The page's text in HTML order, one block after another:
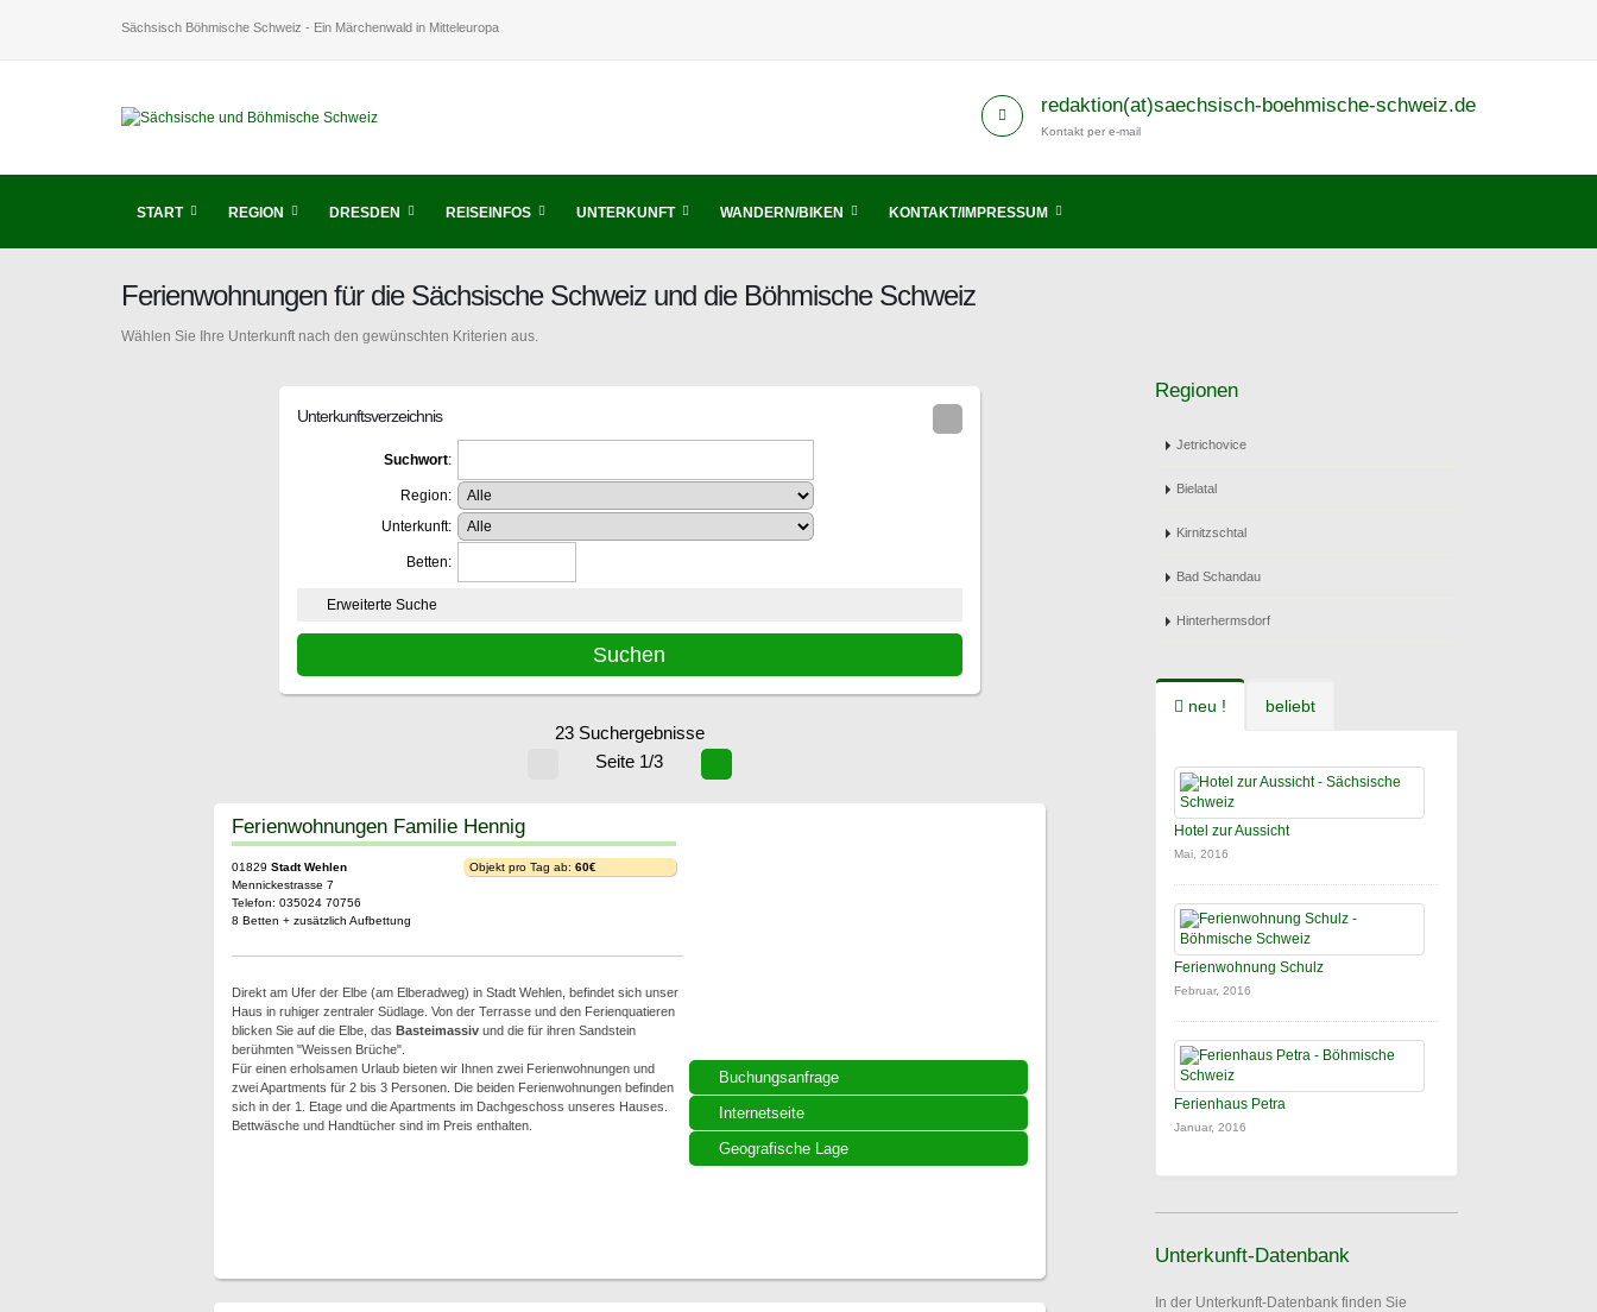
Sächsisch Böhmische Schweiz - Ein Märchenwald in Mitteleuropa
redaktion(at)saechsisch-boehmische-schweiz.de
Kontakt per e-mail
START REGION DRESDEN REISEINFOS UNTERKUNFT WANDERN/BIKEN KONTAKT/IMPRESSUM
Ferienwohnungen für die Sächsische Schweiz und die Böhmische Schweiz
Wählen Sie Ihre Unterkunft nach den gewünschten Kriterien aus.
Unterkunftsverzeichnis
Suchwort:
Region:
Unterkunft:
Betten:
Erweiterte Suche
23 Suchergebnisse
Seite 1/3
Buchungsanfrage
Internetseite
Geografische Lage
Ferienwohnungen Familie Hennig
01829 Stadt Wehlen
Mennickestrasse 7
Telefon: 035024 70756
8 Betten + zusätzlich Aufbettung
Objekt pro Tag ab: 60€
Direkt am Ufer der Elbe (am Elberadweg) in Stadt Wehlen, befindet sich unser
Haus in ruhiger zentraler Südlage. Von der Terrasse und den Ferienquatieren
blicken Sie auf die Elbe, das Basteimassivund die für ihren Sandstein
berühmten "Weissen Brüche".
Für einen erholsamen Urlaub bieten wir Ihnen zwei Ferienwohnungen und
zwei Apartments für 2 bis 3 Personen. Die beiden Ferienwohnungen befinden
sich in der 1. Etage und die Apartments im Dachgeschoss unseres Hauses.
Bettwäsche und Handtücher sind im Preis enthalten.
Regionen
Jetrichovice
Bielatal
Kirnitzschtal
Bad Schandau
Hinterhermsdorf
neu ! beliebt
Hotel zur Aussicht
Mai, 2016
Ferienwohnung Schulz
Februar, 2016
Ferienhaus Petra
Januar, 2016
Unterkunft-Datenbank
In der Unterkunft-Datenbank finden Sie